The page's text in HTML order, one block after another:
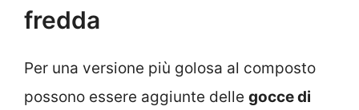
fredda
Per una versione più golosa al composto
possono essere aggiunte delle gocce di